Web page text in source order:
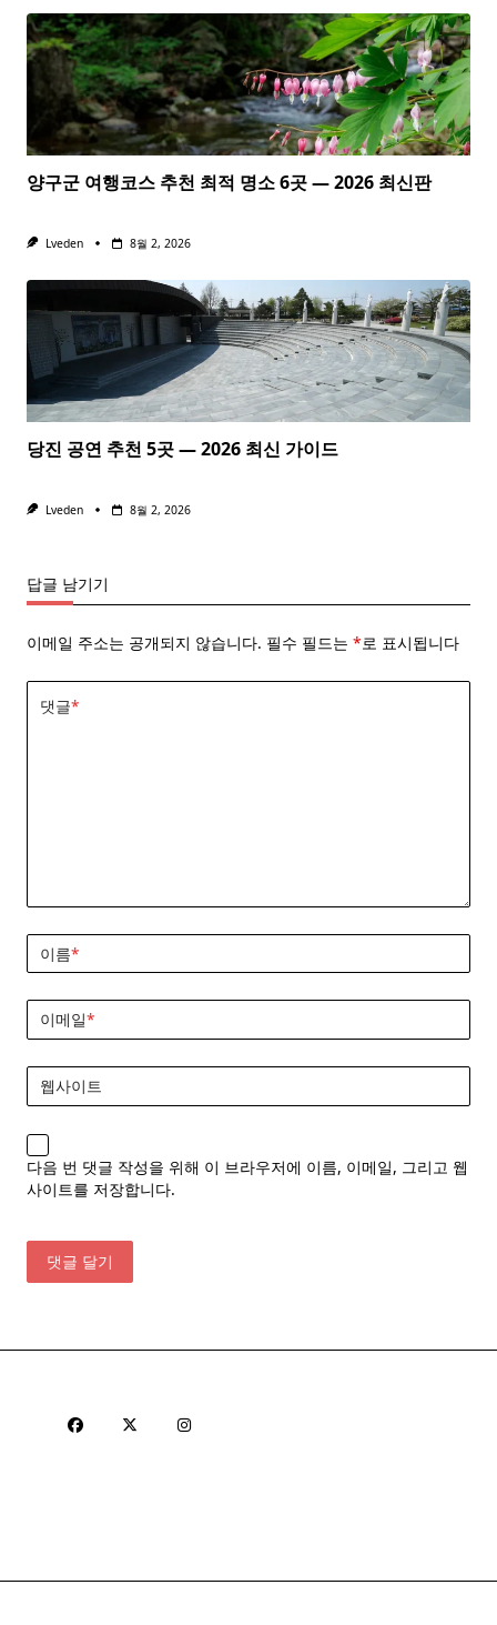
양구군 여행코스 추천 최적 명소 6곳 — 2026 최신판
Lveden 8월 2, 2026
당진 공연 추천 5곳 — 2026 최신 가이드
Lveden 8월 2, 2026
답글 남기기
이메일 주소는 공개되지 않습니다. 필수 필드는 *로 표시됩니다
댓글*
이름*
이메일*
웹사이트
다음 번 댓글 작성을 위해 이 브라우저에 이름, 이메일, 그리고 웹
사이트를 저장합니다.